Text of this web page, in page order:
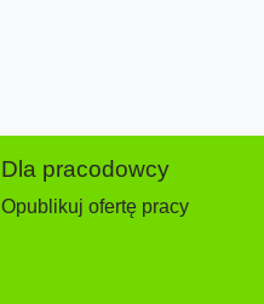
Dla pracodowcy
Opublikuj ofertę pracy